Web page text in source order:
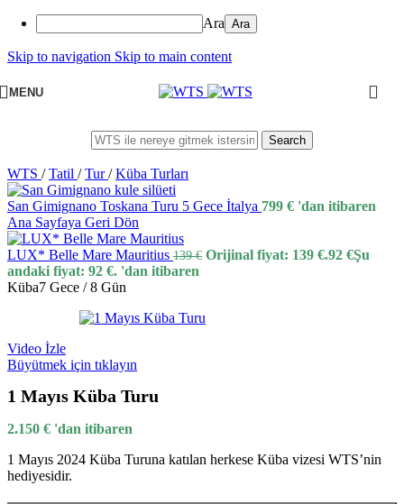
Ara
Skip to navigation Skip to main content
MENU
Search
WTS / Tatil / Tur/ Küba Turları
San Gimignano Toskana Turu 5 Gece İtalya 799 € 'dan itibaren
Ana Sayfaya Geri Dön
LUX* Belle Mare Mauritius 139€ Orijinal fiyat: 139 €.92 €Şu
andaki fiyat: 92 €. 'dan itibaren
Küba7 Gece / 8 Gün
Video İzle
Büyütmek için tıklayın
1 Mayıs Küba Turu
2.150 € 'dan itibaren
1 Mayıs 2024 Küba Turuna katılan herkese Küba vizesi WTS’nin
hediyesidir.